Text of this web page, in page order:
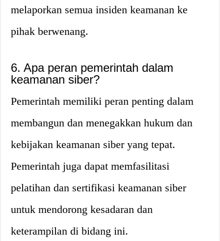
melaporkan semua insiden keamanan ke
pihak berwenang.
6. Apa peran pemerintah dalam
keamanan siber?
Pemerintah memiliki peran penting dalam
membangun dan menegakkan hukum dan
kebijakan keamanan siber yang tepat.
Pemerintah juga dapat memfasilitasi
pelatihan dan sertifikasi keamanan siber
untuk mendorong kesadaran dan
keterampilan di bidang ini.